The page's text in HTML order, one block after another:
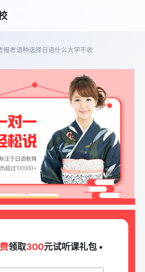
报考语种选择日语什么大学不收
领取300元试听课礼包 •